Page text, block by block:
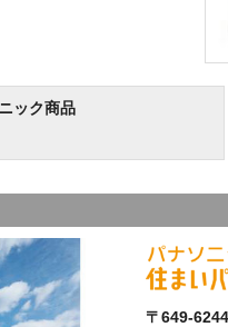
ック商品
〒649-6244